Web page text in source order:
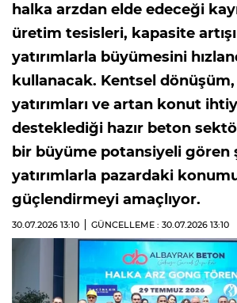
halka arzdan elde edeceği
üretim tesisleri, kapasite
yatırımlarla büyümesini
kullanacak. Kentsel dönüşüm,
yatırımları ve artan konut
desteklediği hazır beton
bir büyüme potansiyeli gören
yatırımlarla pazardaki
güçlendirmeyi amaçlıyor.
30.07.2026 13:10 GÜNCELLEME : 30.07.2026 13:10